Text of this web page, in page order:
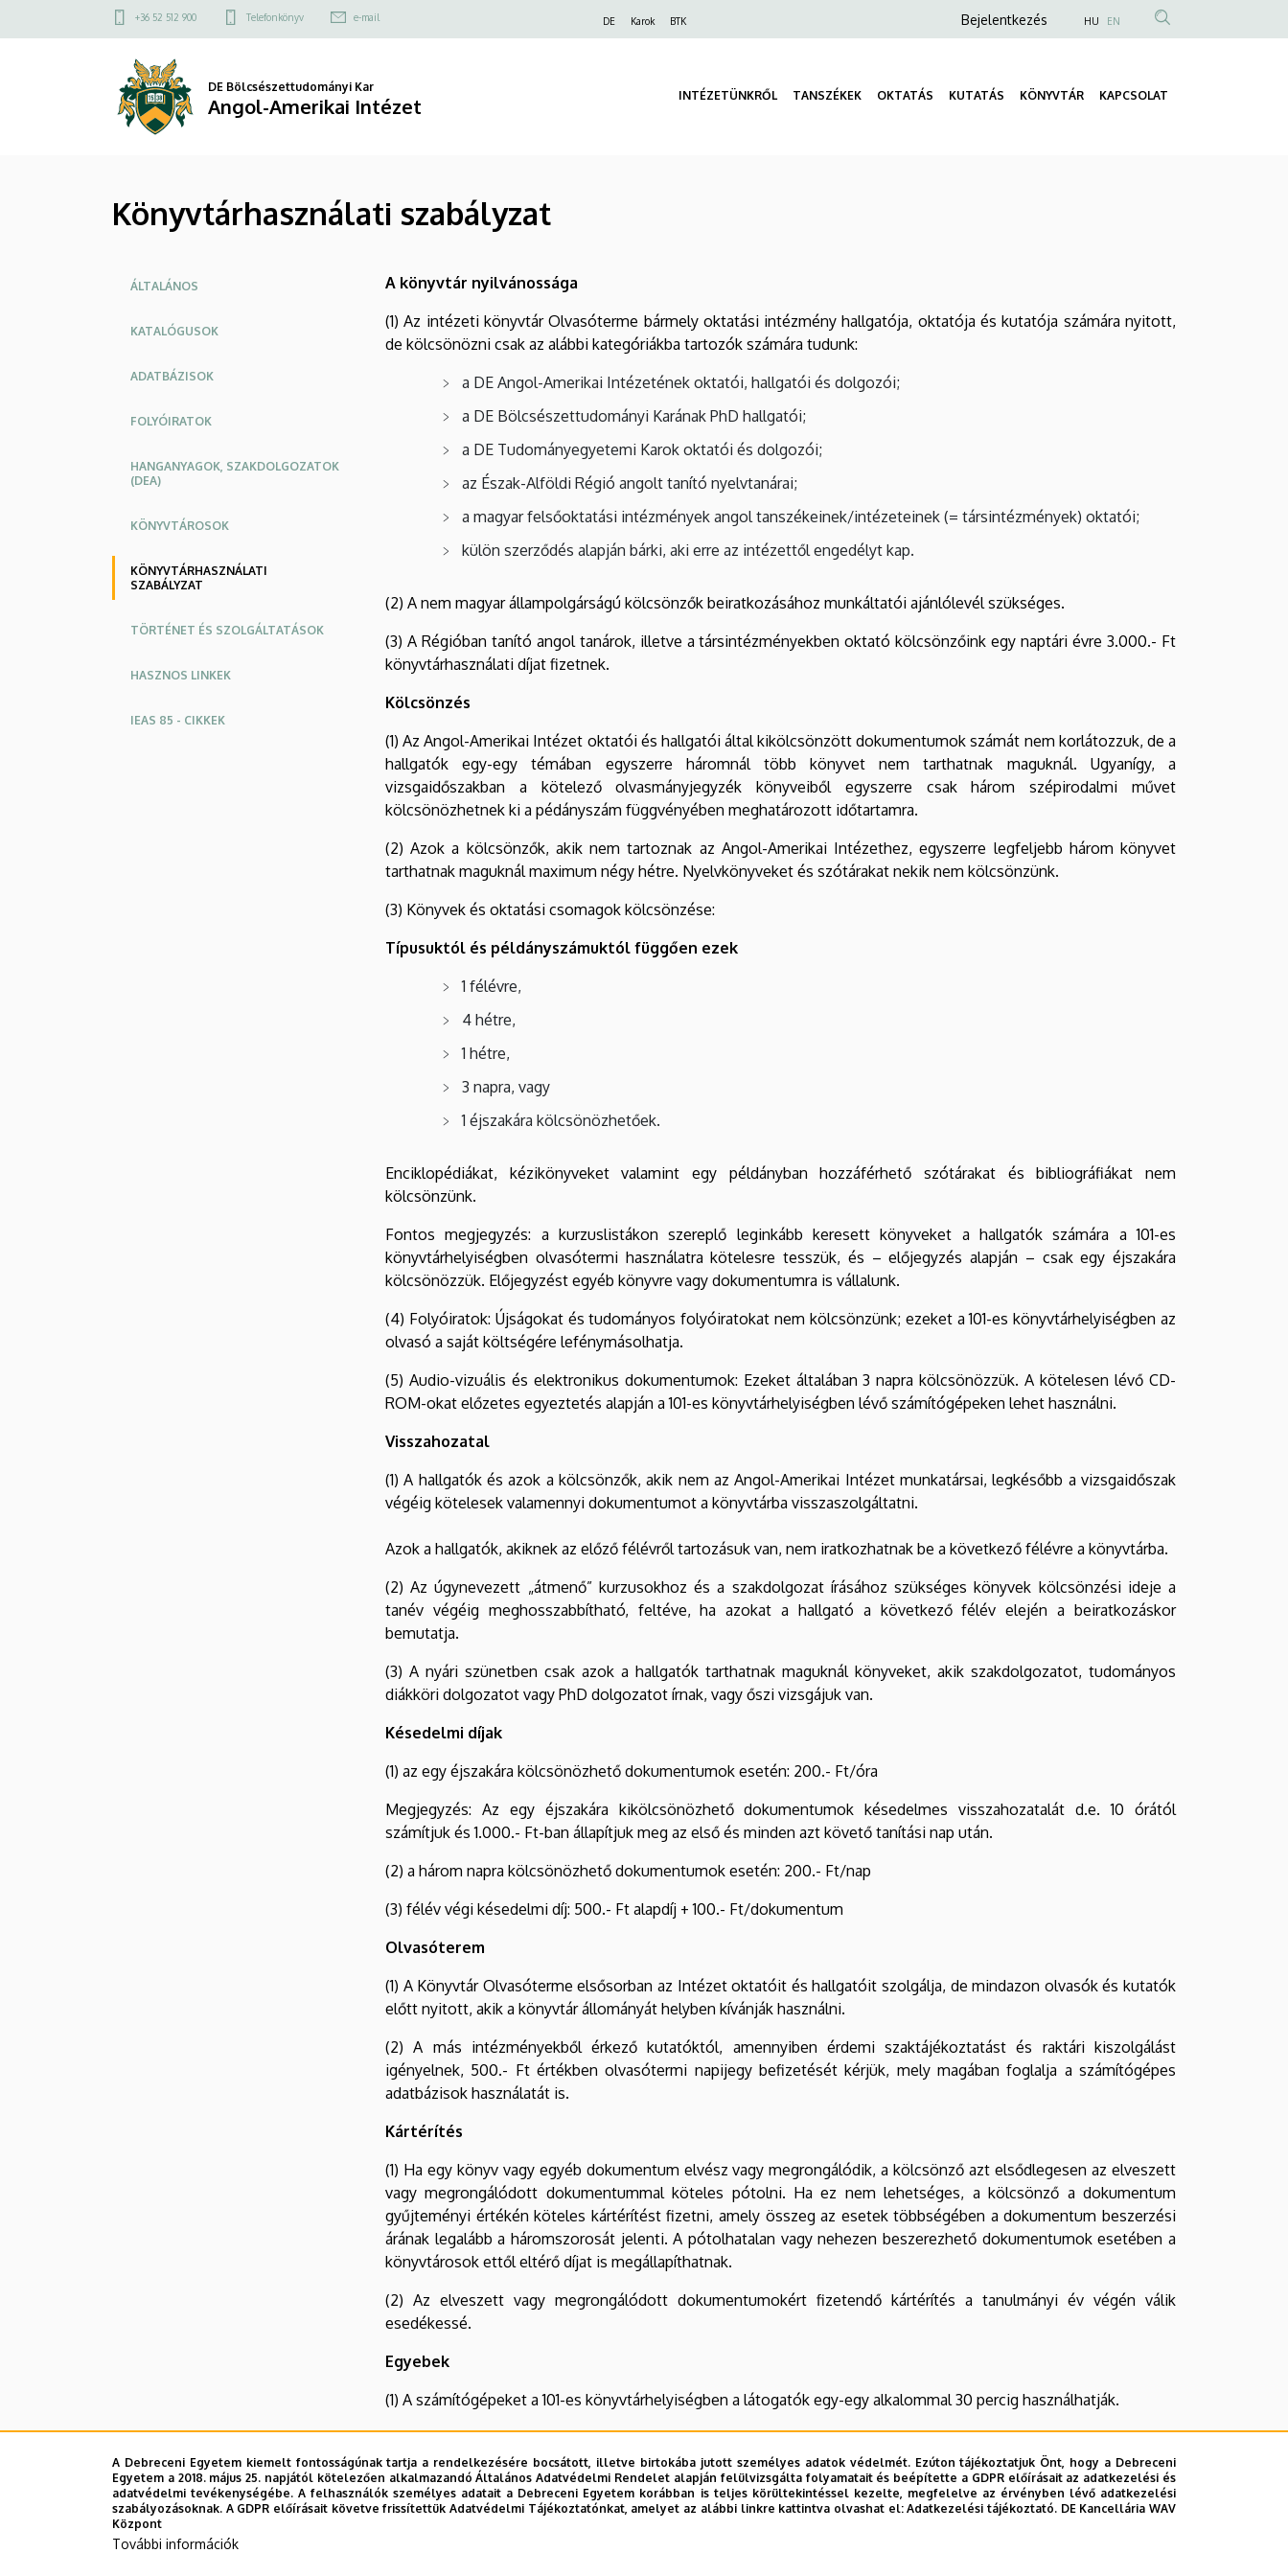
Könyvtárhasználati
szabályzat
a
Felső
menü
+36 52 512 900 Telefonkönyv e-mail DE Karok BTK
Anonim
menüje
Bejelentkezés HU EN
DE Bölcsészettudományi Kar
Angol-Amerikai Intézet INTÉZETÜNKRŐL TANSZÉKEK OKTATÁS KUTATÁS KÖNYVTÁR KAPCSOLAT
Könyvtárhasználati szabályzat
Oldalmenü
ÁLTALÁNOS
KATALÓGUSOK
ADATBÁZISOK
FOLYÓIRATOK
HANGANYAGOK, SZAKDOLGOZATOK
(DEA)
KÖNYVTÁROSOK
KÖNYVTÁRHASZNÁLATI
SZABÁLYZAT
TÖRTÉNET ÉS SZOLGÁLTATÁSOK
HASZNOS LINKEK
IEAS 85 - CIKKEK
A könyvtár nyilvánossága
(1) Az intézeti könyvtár Olvasóterme bármely oktatási intézmény hallgatója, oktatója és kutatója számára nyitott,
de kölcsönözni csak az alábbi kategóriákba tartozók számára tudunk:
a DE Angol-Amerikai Intézetének oktatói, hallgatói és dolgozói;
a DE Bölcsészettudományi Karának PhD hallgatói;
a DE Tudományegyetemi Karok oktatói és dolgozói;
az Észak-Alföldi Régió angolt tanító nyelvtanárai;
a magyar felsőoktatási intézmények angol tanszékeinek/intézeteinek (= társintézmények) oktatói;
külön szerződés alapján bárki, aki erre az intézettől engedélyt kap.
(2) A nem magyar állampolgárságú kölcsönzők beiratkozásához munkáltatói ajánlólevél szükséges.
(3) A Régióban tanító angol tanárok, illetve a társintézményekben oktató kölcsönzőink egy naptári évre 3.000.- Ft
könyvtárhasználati díjat fizetnek.
Kölcsönzés
(1) Az Angol-Amerikai Intézet oktatói és hallgatói által kikölcsönzött dokumentumok számát nem korlátozzuk, de a
hallgatók egy-egy témában egyszerre háromnál több könyvet nem tarthatnak maguknál. Ugyanígy, a
vizsgaidőszakban a kötelező olvasmányjegyzék könyveiből egyszerre csak három szépirodalmi művet
kölcsönözhetnek ki a pédányszám függvényében meghatározott időtartamra.
(2) Azok a kölcsönzők, akik nem tartoznak az Angol-Amerikai Intézethez, egyszerre legfeljebb három könyvet
tarthatnak maguknál maximum négy hétre. Nyelvkönyveket és szótárakat nekik nem kölcsönzünk.
(3) Könyvek és oktatási csomagok kölcsönzése:
Típusuktól és példányszámuktól függően ezek
1 félévre,
4 hétre,
1 hétre,
3 napra, vagy
1 éjszakára kölcsönözhetőek.
Enciklopédiákat, kézikönyveket valamint egy példányban hozzáférhető szótárakat és bibliográfiákat nem
kölcsönzünk.
Fontos megjegyzés: a kurzuslistákon szereplő leginkább keresett könyveket a hallgatók számára a 101-es
könyvtárhelyiségben olvasótermi használatra kötelesre tesszük, és – előjegyzés alapján – csak egy éjszakára
kölcsönözzük. Előjegyzést egyéb könyvre vagy dokumentumra is vállalunk.
(4) Folyóiratok: Újságokat és tudományos folyóiratokat nem kölcsönzünk; ezeket a 101-es könyvtárhelyiségben az
olvasó a saját költségére lefénymásolhatja.
(5) Audio-vizuális és elektronikus dokumentumok: Ezeket általában 3 napra kölcsönözzük. A kötelesen lévő CD-
ROM-okat előzetes egyeztetés alapján a 101-es könyvtárhelyiségben lévő számítógépeken lehet használni.
Visszahozatal
(1) A hallgatók és azok a kölcsönzők, akik nem az Angol-Amerikai Intézet munkatársai, legkésőbb a vizsgaidőszak
végéig kötelesek valamennyi dokumentumot a könyvtárba visszaszolgáltatni.
Azok a hallgatók, akiknek az előző félévről tartozásuk van, nem iratkozhatnak be a következő félévre a könyvtárba.
(2) Az úgynevezett „átmenő” kurzusokhoz és a szakdolgozat írásához szükséges könyvek kölcsönzési ideje a
tanév végéig meghosszabbítható, feltéve, ha azokat a hallgató a következő félév elején a beiratkozáskor
bemutatja.
(3) A nyári szünetben csak azok a hallgatók tarthatnak maguknál könyveket, akik szakdolgozatot, tudományos
diákköri dolgozatot vagy PhD dolgozatot írnak, vagy őszi vizsgájuk van.
Késedelmi díjak
(1) az egy éjszakára kölcsönözhető dokumentumok esetén: 200.- Ft/óra
Megjegyzés: Az egy éjszakára kikölcsönözhető dokumentumok késedelmes visszahozatalát d.e. 10 órától
számítjuk és 1.000.- Ft-ban állapítjuk meg az első és minden azt követő tanítási nap után.
(2) a három napra kölcsönözhető dokumentumok esetén: 200.- Ft/nap
(3) félév végi késedelmi díj: 500.- Ft alapdíj + 100.- Ft/dokumentum
Olvasóterem
(1) A Könyvtár Olvasóterme elsősorban az Intézet oktatóit és hallgatóit szolgálja, de mindazon olvasók és kutatók
előtt nyitott, akik a könyvtár állományát helyben kívánják használni.
(2) A más intézményekből érkező kutatóktól, amennyiben érdemi szaktájékoztatást és raktári kiszolgálást
igényelnek, 500.- Ft értékben olvasótermi napijegy befizetését kérjük, mely magában foglalja a számítógépes
adatbázisok használatát is.
Kártérítés
(1) Ha egy könyv vagy egyéb dokumentum elvész vagy megrongálódik, a kölcsönző azt elsődlegesen az elveszett
vagy megrongálódott dokumentummal köteles pótolni. Ha ez nem lehetséges, a kölcsönző a dokumentum
gyűjteményi értékén köteles kártérítést fizetni, amely összeg az esetek többségében a dokumentum beszerzési
árának legalább a háromszorosát jelenti. A pótolhatalan vagy nehezen beszerezhető dokumentumok esetében a
könyvtárosok ettől eltérő díjat is megállapíthatnak.
(2) Az elveszett vagy megrongálódott dokumentumokért fizetendő kártérítés a tanulmányi év végén válik
esedékessé.
Egyebek
(1) A számítógépeket a 101-es könyvtárhelyiségben a látogatók egy-egy alkalommal 30 percig használhatják.
(2) Mivel az intézeti könyvtár állományának jelentős része nyitott polcokon van elhelyezve, fontos, hogy a könyv
használat után ugyanoda kerüljön vissza, ahonnan az olvasó azt levette. Ha bizonytalan az olvasó a könyv pontos
helyében, hagyja azt az Olvasóterem asztalán vagy adja oda a könyvtárosoknak.
(3) Táskát, kabátot, enni- és innivalót az Olvasóterembe bevinni, valamint mások munkáját hangoskodással zavarni
A Debreceni Egyetem kiemelt fontosságúnak tartja a rendelkezésére bocsátott, illetve birtokába jutott személyes adatok védelmét. Ezúton tájékoztatjuk Önt, hogy a Debreceni
Egyetem a 2018. május 25. napjától kötelezően alkalmazandó Általános Adatvédelmi Rendelet alapján felülvizsgálta folyamatait és beépítette a GDPR előírásait az adatkezelési és
adatvédelmi tevékenységébe. A felhasználók személyes adatait a Debreceni Egyetem korábban is teljes körültekintéssel kezelte, megfelelve az érvényben lévő adatkezelési
szabályozásoknak. A GDPR előírásait követve frissítettük Adatvédelmi Tájékoztatónkat, amelyet az alábbi linkre kattintva olvashat el:Adatkezelési tájékoztató. DE Kancellária WAV
Központ
További információk